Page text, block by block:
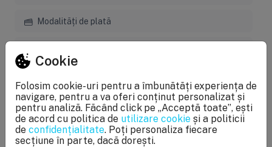
Modalități de plată
Returul produselor
Cookie
Folosim cookie-uri pentru a îmbunătăți experiența de
navigare, pentru a va oferi conținut personalizat și
pentru analiză. Făcând click pe „Acceptă toate”, ești
de acord cu politica de utilizare cookie și a politicii
de confidențialitate. Poți personaliza fiecare
secțiune în parte, dacă dorești.